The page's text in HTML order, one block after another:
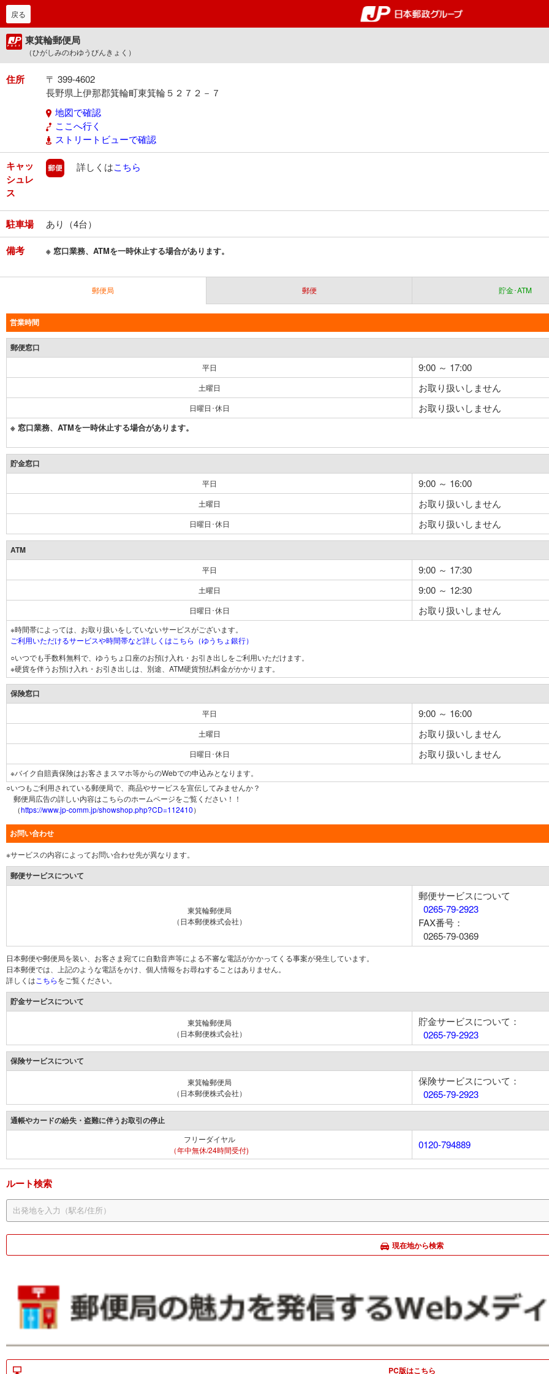
郵便局・日本郵政グルー
戻る
東箕輪郵便局
（ひがしみのわゆうびんきょく）
住所
〒 399-4602
長野県上伊那郡箕輪町東箕輪５２７２－７
地図で確認
ここへ行く
ストリートビューで確認
キャッ
シュレ
ス
郵便
詳しくはこちら
駐車場 あり（4台）
備考 ※ 窓口業務、ATMを一時休止する場合があります。
郵便局 郵便 貯金･ATM
営業時間
郵便窓口
平日 9:00 ～ 17:00
土曜日 お取り扱いしません
日曜日･休日 お取り扱いしません
※ 窓口業務、ATMを一時休止する場合があります。
貯金窓口
平日 9:00 ～ 16:00
土曜日 お取り扱いしません
日曜日･休日 お取り扱いしません
ATM
平日 9:00 ～ 17:30
土曜日 9:00 ～ 12:30
日曜日･休日 お取り扱いしません
※時間帯によっては、お取り扱いをしていないサービスがございます。
ご利用いただけるサービスや時間帯など詳しくはこちら（ゆうちょ銀行）
○いつでも手数料無料で、ゆうちょ口座のお預け入れ・お引き出しをご利用いただけます。
※硬貨を伴うお預け入れ・お引き出しは、別途、ATM硬貨預払料金がかかります。
保険窓口
平日 9:00 ～ 16:00
土曜日 お取り扱いしません
日曜日･休日 お取り扱いしません
※バイク自賠責保険はお客さまスマホ等からのWebでの申込みとなります。
○いつもご利用されている郵便局で、商品やサービスを宣伝してみませんか？
郵便局広告の詳しい内容はこちらのホームページをご覧ください！！
（https://www.jp-comm.jp/showshop.php?CD=112410）
お問い合わせ
※サービスの内容によってお問い合わせ先が異なります。
郵便サービスについて
東箕輪郵便局
（日本郵便株式会社）
郵便サービスについて
0265-79-2923
FAX番号：
0265-79-0369
日本郵便や郵便局を装い、お客さま宛てに自動音声等による不審な電話がかかってくる事案が発生しています。
日本郵便では、上記のような電話をかけ、個人情報をお尋ねすることはありません。
詳しくは こちらをご覧ください。
貯金サービスについて
東箕輪郵便局
（日本郵便株式会社）
貯金サービスについて：
0265-79-2923
保険サービスについて
東箕輪郵便局
（日本郵便株式会社）
保険サービスについて：
0265-79-2923
通帳やカードの紛失・盗難に伴うお取引の停止
フリーダイヤル
（年中無休/24時間受付)
0120-794889
ルート検索
現在地から検索
PC版はこちら